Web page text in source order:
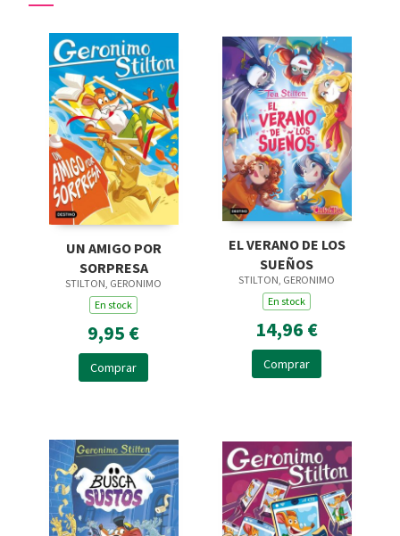
UN AMIGO POR
SORPRESA
STILTON, GERONIMO
En stock
9,95 €
Comprar
EL VERANO DE LOS
SUEÑOS
STILTON, GERONIMO
En stock
14,96 €
Comprar